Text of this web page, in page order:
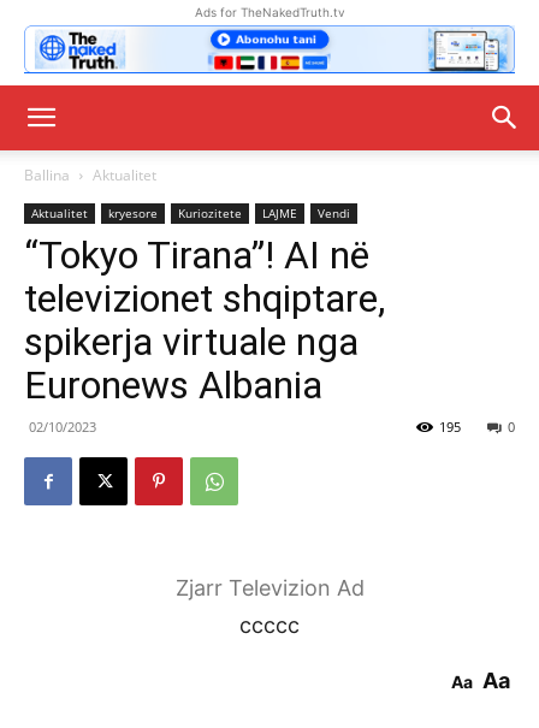
Ads for TheNakedTruth.tv
Ballina Aktualitet
Aktualitet kryesore Kuriozitete LAJME Vendi
“Tokyo Tirana”! AI në
televizionet shqiptare,
spikerja virtuale nga
Euronews Albania
02/10/2023 0
195
Zjarr Televizion Ad
ccccc
Aa Aa